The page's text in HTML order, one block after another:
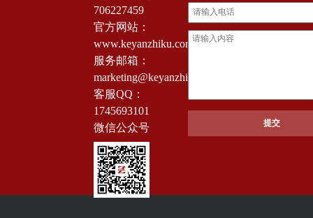
706227459
官方网站：
www.keyanzhiku.com
服务邮箱：
marketing@keyanzhiku.com
客服QQ：
1745693101
微信公众号